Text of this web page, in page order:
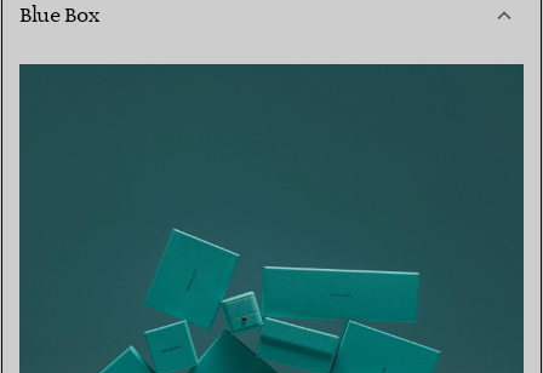
Blue Box